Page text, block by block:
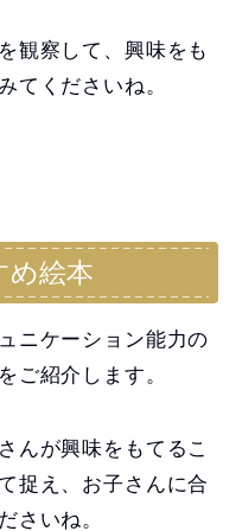
観察して、興味をも
てくださいね。
め絵本
ニケーション能力の
ご紹介します。
んが興味をもてるこ
捉え、お子さんに合
さいね。